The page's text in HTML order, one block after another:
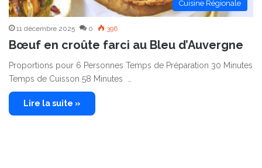
Cuisine Régionale
11 décembre 2025 0 396
Bœuf en croûte farci au Bleu d’Auvergne
Proportions pour 6 Personnes Temps de Préparation 30 Minutes
Temps de Cuisson 58 Minutes …
Lire la suite »